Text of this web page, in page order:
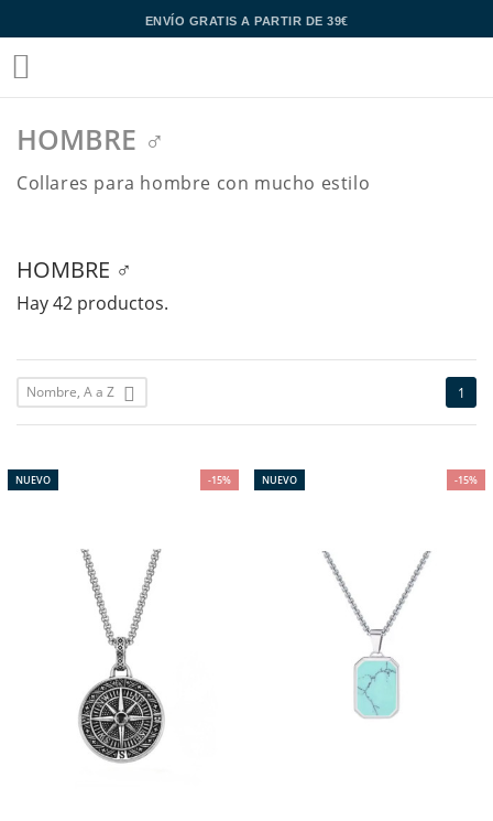
ENVÍO GRATIS A PARTIR DE 39€

HOMBRE ♂
Collares para hombre con mucho estilo
HOMBRE ♂
Hay 42 productos.
Nombre, A a Z  1
-15%
NUEVO -15%
NUEVO